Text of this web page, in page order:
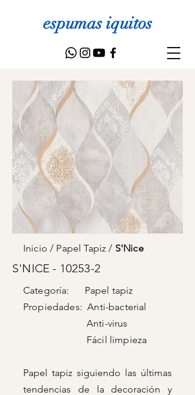
espumas iquitos
Inicio/ Papel Tapiz/ S'Nice
S'NICE - 10253-2
Categoría: Papel tapiz
Propiedades: Anti-bacterial
Anti-virus
Fácil limpieza
Papel tapiz siguiendo las últimas
tendencias de la decoración y